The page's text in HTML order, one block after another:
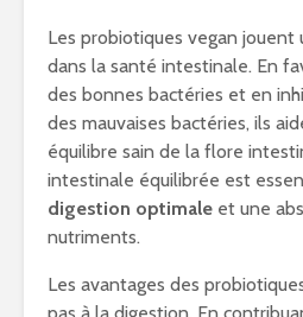
Les probiotiques vegan
dans la santé intestinale. En
des bonnes bactéries et en
des mauvaises bactéries, ils
équilibre sain de la flore
intestinale équilibrée est
digestion optimale et une
nutriments.
Les avantages des